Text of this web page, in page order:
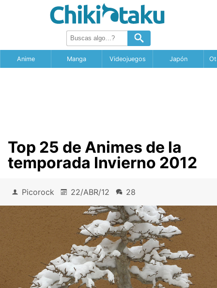
Anime Manga Videojuegos Japón
Top 25 de Animes de la
temporada Invierno 2012
Picorock 22/ABR/12 28